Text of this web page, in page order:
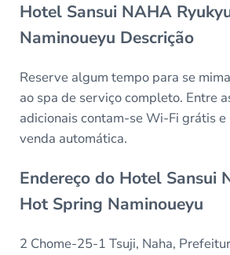
Hotel Sansui NAHA
Naminoueyu Descrição
Reserve algum tempo para se
ao spa de serviço completo. Entre
adicionais contam-se Wi-Fi grátis e
venda automática.
Endereço do Hotel Sansui
Hot Spring Naminoueyu
2 Chome-25-1 Tsuji, Naha,